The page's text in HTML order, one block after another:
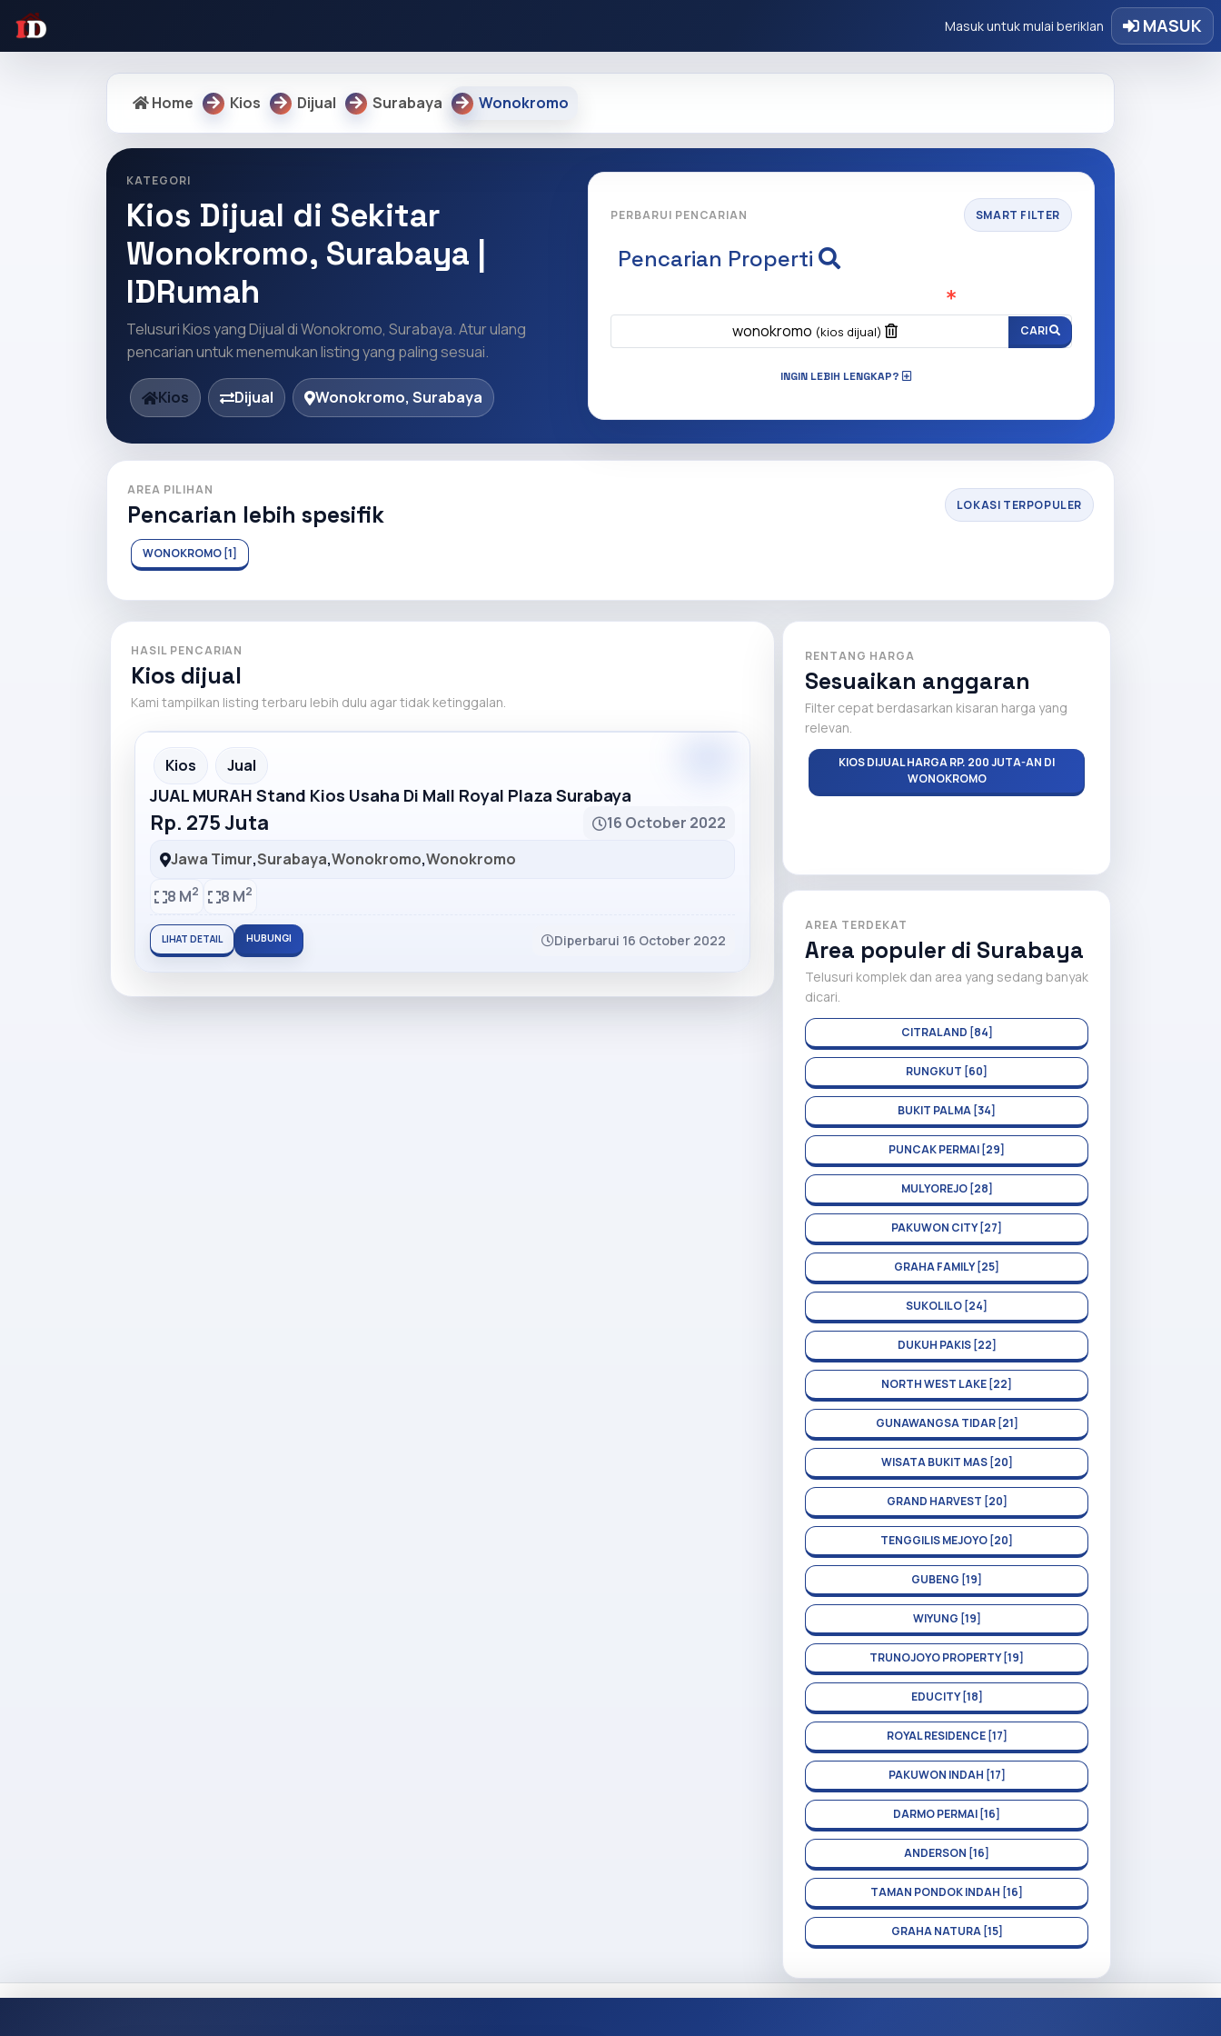
Masuk untuk mulai beriklan MASUK
Home Kios Dijual Surabaya Wonokromo
KATEGORI
Kios Dijual di Sekitar
Wonokromo, Surabaya |
IDRumah
Telusuri Kios yang Dijual di Wonokromo, Surabaya. Atur ulang
pencarian untuk menemukan listing yang paling sesuai.
Kios Dijual Wonokromo, Surabaya
PERBARUI PENCARIAN SMART FILTER
Pencarian Properti
wonokromo (kios dijual) CARI
INGIN LEBIH LENGKAP?
AREA PILIHAN
Pencarian lebih spesifik LOKASI TERPOPULER
WONOKROMO [1]
HASIL PENCARIAN
Kios dijual
Kami tampilkan listing terbaru lebih dulu agar tidak ketinggalan.
Recommended
Kios Jual
JUAL MURAH Stand Kios Usaha Di Mall Royal Plaza Surabaya
Rp. 275 Juta
16 October 2022
Jawa Timur,Surabaya,Wonokromo,Wonokromo
8 M2 8 M2
LIHAT DETAIL HUBUNGI Diperbarui 16 October 2022
RENTANG HARGA
Sesuaikan anggaran
Filter cepat berdasarkan kisaran harga yang
relevan.
KIOS DIJUAL HARGA RP. 200 JUTA-AN DI
WONOKROMO
AREA TERDEKAT
Area populer di Surabaya
Telusuri komplek dan area yang sedang banyak
dicari.
CITRALAND [84]
RUNGKUT [60]
BUKIT PALMA [34]
PUNCAK PERMAI [29]
MULYOREJO [28]
PAKUWON CITY [27]
GRAHA FAMILY [25]
SUKOLILO [24]
DUKUH PAKIS [22]
NORTH WEST LAKE [22]
GUNAWANGSA TIDAR [21]
WISATA BUKIT MAS [20]
GRAND HARVEST [20]
TENGGILIS MEJOYO [20]
GUBENG [19]
WIYUNG [19]
TRUNOJOYO PROPERTY [19]
EDUCITY [18]
ROYAL RESIDENCE [17]
PAKUWON INDAH [17]
DARMO PERMAI [16]
ANDERSON [16]
TAMAN PONDOK INDAH [16]
GRAHA NATURA [15]